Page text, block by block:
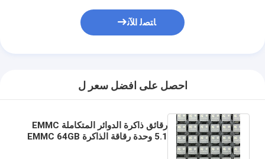
ﺎﺘﺼﻟ ﺍﻶﻧ
احصل على افضل سعر ل
رقائق ذاكرة الدوائر المتكاملة EMMC
5.1 وحدة رقاقة الذاكرة EMMC 64GB